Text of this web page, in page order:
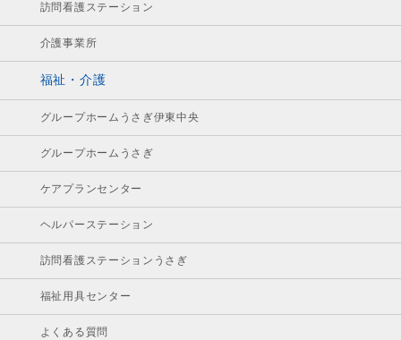
訪問看護ステーション
介護事業所
福祉・介護
グループホームうさぎ伊東中央
グループホームうさぎ
ケアプランセンター
ヘルパーステーション
訪問看護ステーションうさぎ
福祉用具センター
よくある質問